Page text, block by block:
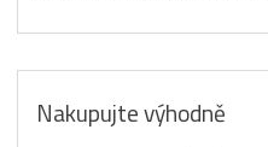
Nakupujte výhodně